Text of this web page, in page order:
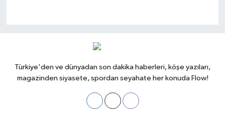
Türkiye'den ve dünyadan son dakika haberleri, köşe yazıları,
magazinden siyasete, spordan seyahate her konuda Flow!